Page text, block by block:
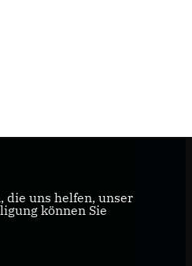
die uns helfen, unser
können Sie